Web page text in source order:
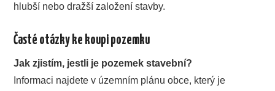
hlubší nebo dražší založení stavby.
Časté otázky ke koupi pozemku
Jak zjistím, jestli je pozemek stavební?
Informaci najdete v územním plánu obce, který je